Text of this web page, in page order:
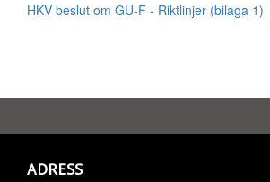
HKV beslut om GU-F - Riktlinjer (bilaga 1)
ADRESS